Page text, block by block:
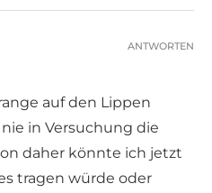
auf den Lippen
in Versuchung die
daher könnte ich jetzt
tragen würde oder
ANTWORTEN